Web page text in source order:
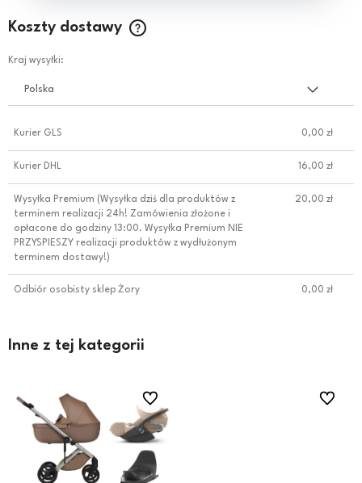
Koszty dostawy
Kraj wysyłki:
Kurier GLS 0,00 zł
Kurier DHL 16,00 zł
Wysyłka Premium (Wysyłka dziś dla produktów z
terminem realizacji 24h! Zamówienia złożone i
opłacone do godziny 13:00. Wysyłka Premium NIE
PRZYSPIESZY realizacji produktów z wydłużonym
terminem dostawy!)
20,00 zł
Odbiór osobisty sklep Żory 0,00 zł
Inne z tej kategorii
Do ulubionych
Do ulubionych Do
Do